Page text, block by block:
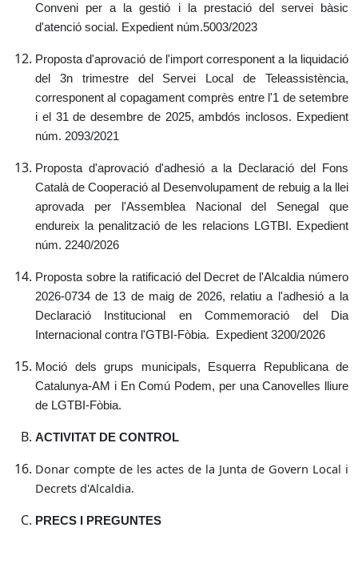
Conveni per a la gestió i la prestació del servei bàsic
d'atenció social. Expedient núm.5003/2023
Proposta d'aprovació de l'import corresponent a la liquidació
del 3n trimestre del Servei Local de Teleassistència,
corresponent al copagament comprès entre l'1 de setembre
i el 31 de desembre de 2025, ambdós inclosos. Expedient
núm. 2093/2021
Proposta d'aprovació d'adhesió a la Declaració del Fons
Català de Cooperació al Desenvolupament de rebuig a la llei
aprovada per l'Assemblea Nacional del Senegal que
endureix la penalització de les relacions LGTBI. Expedient
núm. 2240/2026
Proposta sobre la ratificació del Decret de l'Alcaldia número
2026-0734 de 13 de maig de 2026, relatiu a l'adhesió a la
Declaració Institucional en Commemoració del Dia
Internacional contra l'GTBI-Fòbia.
Expedient 3200/2026
Moció dels grups municipals, Esquerra Republicana de
Catalunya-AM i En Comú Podem, per una Canovelles lliure
de LGTBI-Fòbia.
ACTIVITAT DE CONTROL
Donar compte de les actes de la Junta de Govern Local i
Decrets d'Alcaldia.
PRECS I PREGUNTES